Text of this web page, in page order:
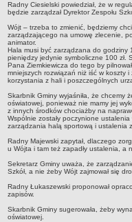
REJESTRY
Rejestry i ewidencje
Rejestr działalności
Ewidencja udzielonych i
Zbiorowego Zaopatrzenia
Ścieków
Rejestr Instytucji Kultury
Zestawienie
bezodpływowych lub
AKTUALNOŚCI GMINY BONIEWO
FINANSE GMINY
Majątek gminy
Budżet
sprawozdania z
Radny Ciesielski powiedział, że w
będzie zarządzał Dyrektor Zespołu
Wójt – trzeba to zmienić, będziemy
zarządzającego na umowę zlecenie,
animator.
Hala musi być zarządzana do godziny
pieniędzy jedynie symboliczne 100 zł.
Pana Ziemkiewicza do tego by
mniejszych rozwiązań niż iść w koszty
korzystania z hali i poszczególnych
Skarbnik Gminy wyjaśniła, że chcemy
oświatowej, ponieważ nie mamy jej
z innych środków chociażby na
Wspólnie zostały poczynione
zarządzania halą sportową i ustalenia
Radny Majewski zapytał, dlaczego
u Wójta i tam też zapadły ustalenia, a
Sekretarz Gminy uważa, że
Szkół, a nie żeby Wójt zajmował się
Radny Łukaszewski proponował
zapisów.
Skarbnik Gminy sugerowała, żeby
oświatowej.